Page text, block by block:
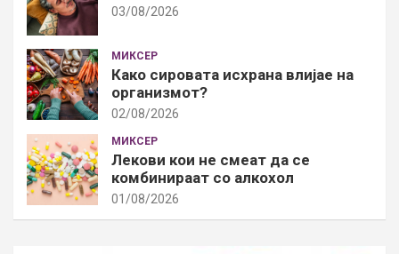
03/08/2026
МИКСЕР
Како сировата исхрана влијае на
организмот?
02/08/2026
МИКСЕР
Лекови кои не смеат да се
комбинираат со алкохол
01/08/2026